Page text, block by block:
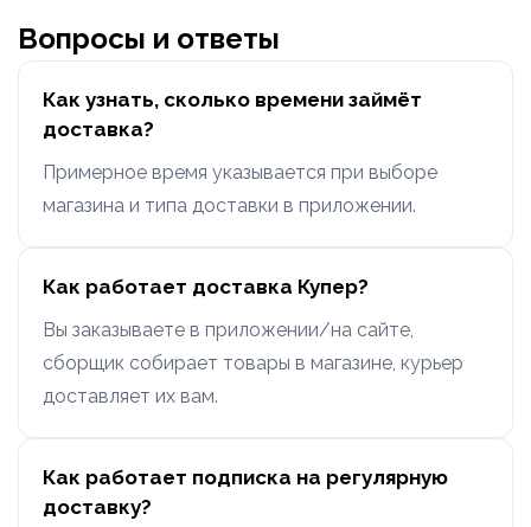
Вопросы и ответы
Как узнать, сколько времени займёт
доставка?
Примерное время указывается при выборе
магазина и типа доставки в приложении.
Как работает доставка Купер?
Вы заказываете в приложении/на сайте,
сборщик собирает товары в магазине, курьер
доставляет их вам.
Как работает подписка на регулярную
доставку?